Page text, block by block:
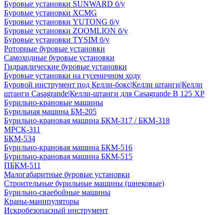
Буровые установки SUNWARD б/у
Буровые установки XCMG
Буровые установки YUTONG б/у
Буровые установки ZOOMLION б/у
Буровые установки TYSIM б/у
Роторные буровые установки
Самоходные буровые установки
Гидравлические буровые установки
Буровые установки на гусеничном ходу
Буровой инструмент под Келли-бокс|Келли штанги|Келли
штанги Casagrande|Келли-штанги для Casagrande B 125 XP
Бурильно-крановые машины
Бурильная машина БМ-205
Бурильно-крановая машина БКМ-317 / БКМ-318
МРСК-311
БКМ-534
Бурильно-крановая машина БКМ-516
Бурильно-крановая машина БКМ-515
ПБКМ-511
Малогабаритные буровые установки
Строительные бурильные машины (шнековые)
Бурильно-сваебойные машины
Краны-манипуляторы
Искробезопасный инструмент